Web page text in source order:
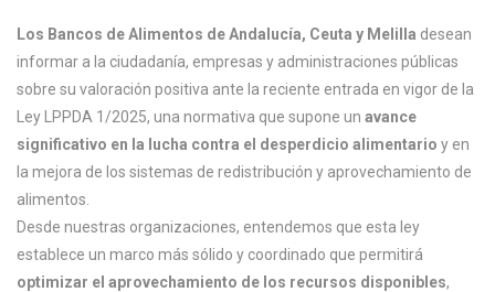
Los Bancos de Alimentos de Andalucía, Ceuta y Melilla desean
informar a la ciudadanía, empresas y administraciones públicas
sobre su valoración positiva ante la reciente entrada en vigor de la
Ley LPPDA 1/2025, una normativa que supone un avance
significativo en la lucha contra el desperdicio alimentario y en
la mejora de los sistemas de redistribución y aprovechamiento de
alimentos.
Desde nuestras organizaciones, entendemos que esta ley
establece un marco más sólido y coordinado que permitirá
optimizar el aprovechamiento de los recursos disponibles,